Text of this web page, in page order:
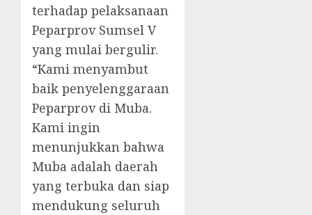
terhadap pelaksanaan
Peparprov Sumsel V
yang mulai bergulir.
“Kami menyambut
baik penyelenggaraan
Peparprov di Muba.
Kami ingin
menunjukkan bahwa
Muba adalah daerah
yang terbuka dan siap
mendukung seluruh